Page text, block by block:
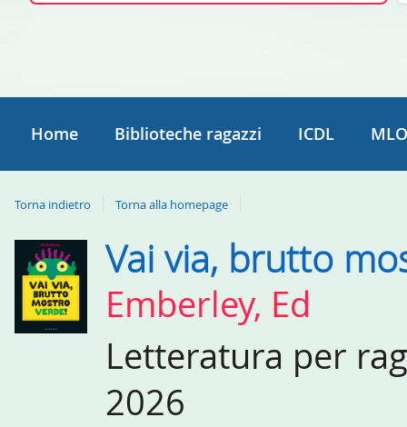
Home Biblioteche ragazzi ICDL
Torna indietro Torna alla homepage
Dettaglio
del
documento
Vai via, brutto
Emberley, Ed
Letteratura per
2026